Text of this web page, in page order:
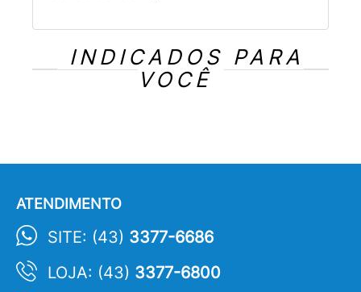
INDICADOS PARA
VOCÊ
ATENDIMENTO
SITE: (43) 3377-6686
LOJA: (43) 3377-6800